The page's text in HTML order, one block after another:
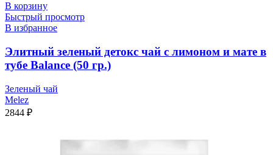
В корзину
Быстрый просмотр
В избранное
Элитный зеленый детокс чай с лимоном и мате в
тубе Balance (50 гр.)
Зеленый чай
Melez
2844 ₽